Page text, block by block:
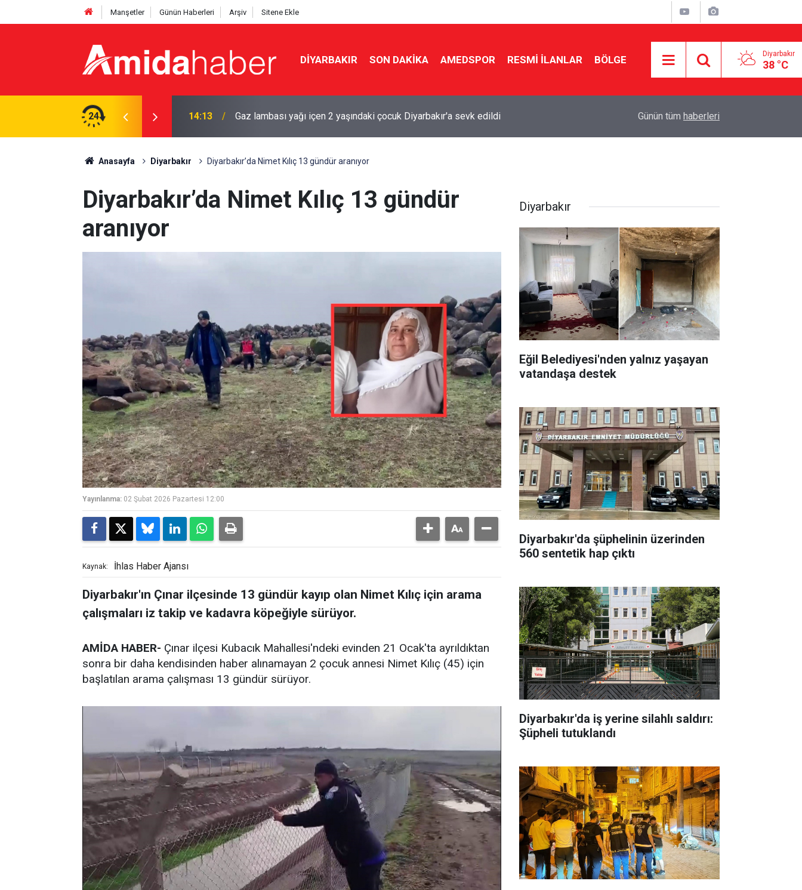
Manşetler Günün Haberleri Arşiv Sitene Ekle
DIYARBAKIR SON DAKIKA AMEDSPOR RESMI İLANLAR BÖLGE Diyarbakır
38 °C
24
çocuk Diyarbakır'a sevk edildi 14:01 Kadın kılığında geldi, emekli polis memuruna kurşun yağdırdı Şanlıurfa´da motosikletler çarpıştı: 4 yaralı
Günün tüm haberleri
Anasayfa Diyarbakır Diyarbakır’da Nimet Kılıç 13 gündür aranıyor
Diyarbakır’da Nimet Kılıç 13 gündür
aranıyor
Yayınlanma: 02 Şubat 2026 Pazartesi 12:00
Kaynak: İhlas Haber Ajansı
Diyarbakır'ın Çınar ilçesinde 13 gündür kayıp olan Nimet Kılıç için arama
çalışmaları iz takip ve kadavra köpeğiyle sürüyor.
AMİDA HABER- Çınar ilçesi Kubacık Mahallesi'ndeki evinden 21 Ocak'ta ayrıldıktan
sonra bir daha kendisinden haber alınamayan 2 çocuk annesi Nimet Kılıç (45) için
başlatılan arama çalışması 13 gündür sürüyor.
Diyarbakır
Eğil Belediyesi'nden yalnız yaşayan
vatandaşa destek
Diyarbakır'da şüphelinin üzerinden
560 sentetik hap çıktı
Diyarbakır'da iş yerine silahlı saldırı:
Şüpheli tutuklandı